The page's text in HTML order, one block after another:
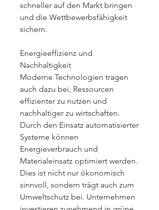
schneller auf den Markt bringen
und die Wettbewerbsfähigkeit
sichern.
Energieeffizienz und
Nachhaltigkeit
Moderne Technologien tragen
auch dazu bei, Ressourcen
effizienter zu nutzen und
nachhaltiger zu wirtschaften.
Durch den Einsatz automatisierter
Systeme können
Energieverbrauch und
Materialeinsatz optimiert werden.
Dies ist nicht nur ökonomisch
sinnvoll, sondern trägt auch zum
Umweltschutz bei. Unternehmen